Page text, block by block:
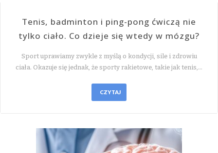
Tenis, badminton i ping-pong ćwiczą nie
tylko ciało. Co dzieje się wtedy w mózgu?
Sport uprawiamy zwykle z myślą o kondycji, sile i zdrowiu
ciała. Okazuje się jednak, że sporty rakietowe, takie jak tenis,…
CZYTAJ